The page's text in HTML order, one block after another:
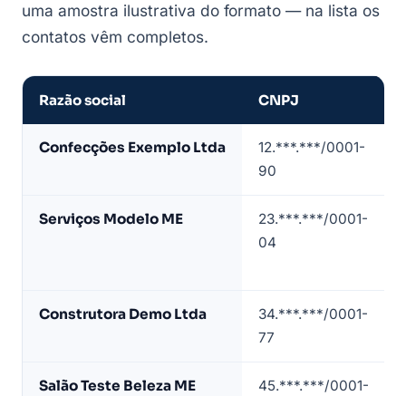
uma amostra ilustrativa do formato — na lista os
contatos vêm completos.
empresas
Razão social CNPJ
Confecções Exemplo Ltda
12.***.***/0001-
90
Serviços Modelo ME
23.***.***/0001-
04
Construtora Demo Ltda
34.***.***/0001-
77
Salão Teste Beleza ME
45.***.***/0001-